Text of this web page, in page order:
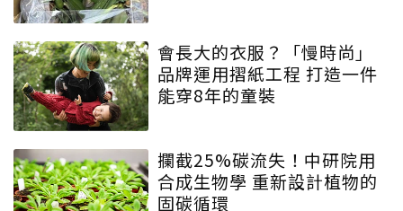
會長大的衣服？「慢時尚」
品牌運用摺紙工程 打造一件
能穿8年的童裝
攔截25%碳流失！中研院用
合成生物學 重新設計植物的
固碳循環